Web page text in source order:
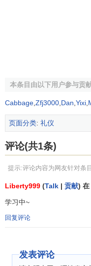
（一）礼仪形象塑
社
最主要的关系是两大类
系。无论是物质关系还
活为纽带形成的交往互
则，同样具有自觉能动
的本质，要实现主观的
的规矩、规范，而不能
律。从这个意义上讲，
中，知礼貌、守礼节，
本条目由以下用户参与贡
Cabbage Zfj3000 Dan Yixi
页面分类: 礼仪
评论(共1条)
提示:评论内容为网友针对条
Liberty999 (Talk | 贡献) 在
学习中~
回复评论
发表评论